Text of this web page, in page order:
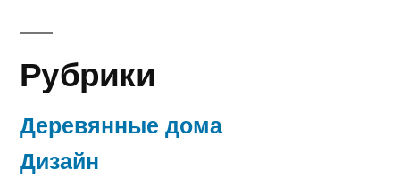
Рубрики
Деревянные дома
Дизайн